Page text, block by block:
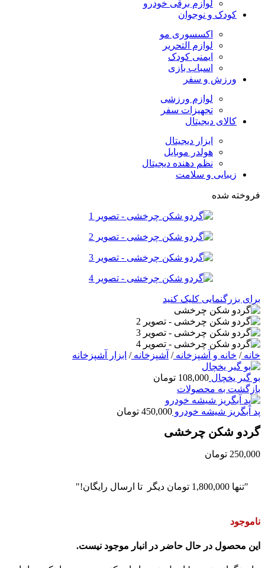
لوازم برقی خودرو
کودک و نوجوان
اکسسوری مو
لوازم التحریر
ایمنی کودک
اسباب بازی
ورزش و سفر
لوازم ورزشی
تجهیزات سفر
کالای دیجیتال
ابزار دیجیتال
هولدر موبایل
نظم دهنده دیجیتال
زیبایی و سلامت
فروخته شده
برای بزرگنمایی کلیک کنید
خانه/ خانه و آشپزخانه/ آشپزخانه/ ابزار آشپزخانه
بو گیر یخچال 108,000 تومان
بازگشت به محصولات
پد آبگریز شیشه خودرو 450,000 تومان
گردو شکن چرخشی
250,000 تومان
"تنها 1,800,000 تومان دیگر تا ارسال رایگان!"
ناموجود
این محصول در حال حاضر در انبار موجود نیست.